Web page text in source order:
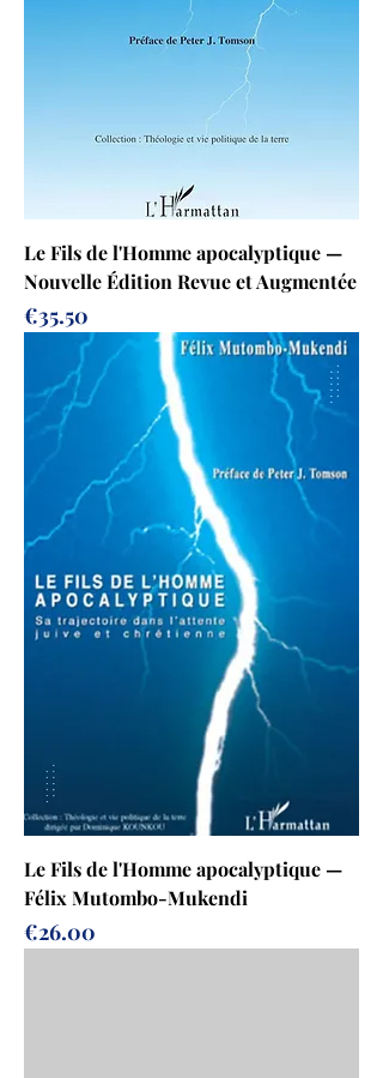
Le Fils de l'Homme apocalyptique —
Nouvelle Édition Revue et Augmentée
Prix
€35.50
Le Fils de l'Homme apocalyptique —
Félix Mutombo-Mukendi
Prix
€26.00